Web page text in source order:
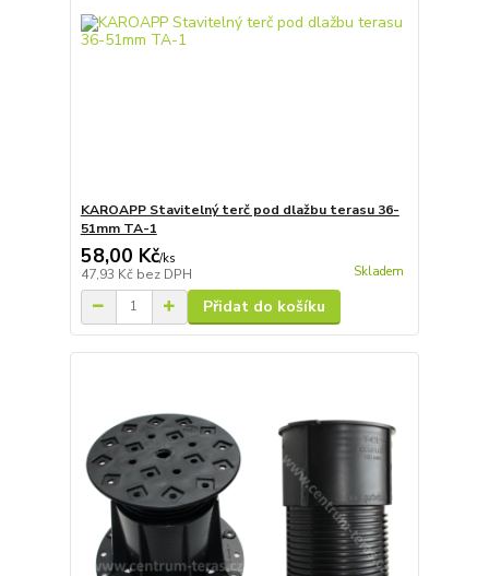
KAROAPP Stavitelný terč pod dlažbu terasu 36-
51mm TA-1
58,00 Kč/ks
47,93 Kč bez DPH Skladem
Přidat do košíku